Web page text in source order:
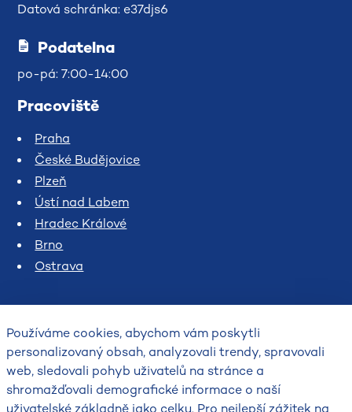
Datová schránka: e37djs6
Podatelna
po-pá: 7:00-14:00
Pracoviště
Praha
České Budějovice
Plzeň
Ústí nad Labem
Hradec Králové
Brno
Ostrava
Používáme cookies, abychom vám poskytli
personalizovaný obsah, analyzovali trendy, spravovali
web, sledovali pohyb uživatelů na stránce a
shromažďovali demografické informace o naší
uživatelské základně jako celku. Pro nejlepší zážitek na